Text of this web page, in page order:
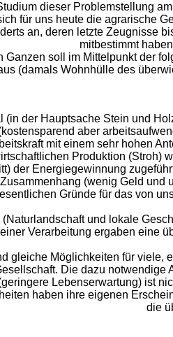
dieser Problemstellung
für uns heute die agrarische
an, deren letzte Zeugnisse
mitbestimmt
Ganzen soll im Mittelpunkt der
(damals Wohnhülle des
(in der Hauptsache Stein und
aber
mit einem sehr hohen
Produktion (Stroh)
der Energiegewinnung
(wenig Geld und
Gründe für das von
und lokale
Verarbeitung ergaben eine
gleiche Möglichkeiten für viele,
Die dazu notwendige
Lebenserwartung) ist
haben ihre eigenen
die